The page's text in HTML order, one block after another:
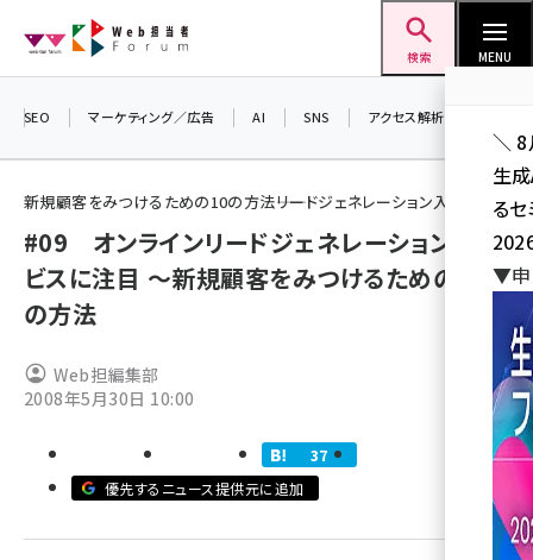
ン
検索 MENU
seo (3538)
ai (2820)
note (2322)
z世代 (1629)
SEO マーケティング／広告 AI SNS アクセス解析／データ分析
新規顧客をみつけるための10の方法――リードジェネレーション入門
#09 オンラインリードジェネレーションサー
ビスに注目 ～新規顧客をみつけるための10
の方法
Web担編集部
2008年5月30日 10:00
37
優先するニュース提供元に追加
＼ 8
生
る
▼申